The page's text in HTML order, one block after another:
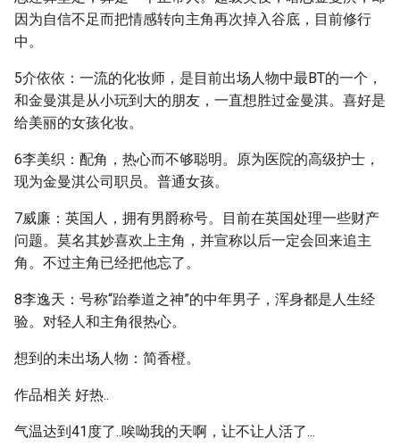
因为自信不足而把情感转向主角再次掉入谷底，目前修行
中。
5介依依：一流的化妆师，是目前出场人物中最BT的一个，
和金曼淇是从小玩到大的朋友，一直想胜过金曼淇。喜好是
给美丽的女孩化妆。
6李美织：配角，热心而不够聪明。原为医院的高级护士，
现为金曼淇公司职员。普通女孩。
7威廉：英国人，拥有男爵称号。目前在英国处理一些财产
问题。莫名其妙喜欢上主角，并宣称以后一定会回来追主
角。不过主角已经把他忘了。
8李逸天：号称“跆拳道之神”的中年男子，浑身都是人生经
验。对轻人和主角很热心。
想到的未出场人物：简香橙。
作品相关 好热..
气温达到41度了..唉呦我的天啊，让不让人活了...